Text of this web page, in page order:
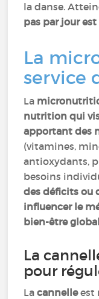
la danse.
pas par jour
La
service
La
nutrition qui
apportant des
(vitamines,
antioxydants,
besoins
des déficits ou
influencer le
bien-être global
La
pour
Lacannelleest